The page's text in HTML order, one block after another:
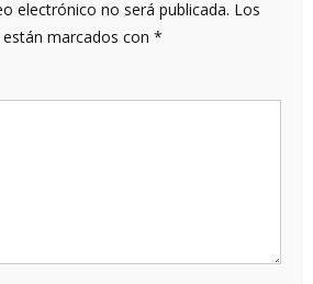
electrónico no será publicada. Los
marcados con *